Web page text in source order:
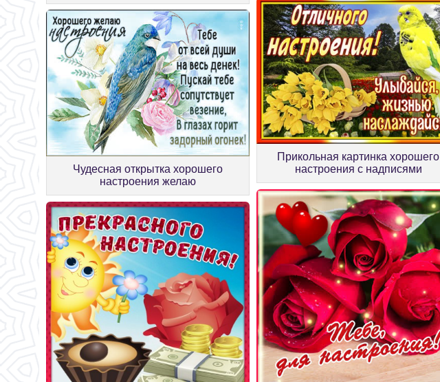
Чудесная открытка хорошего
настроения желаю
Прикольная картинка хорошего
настроения с надписями